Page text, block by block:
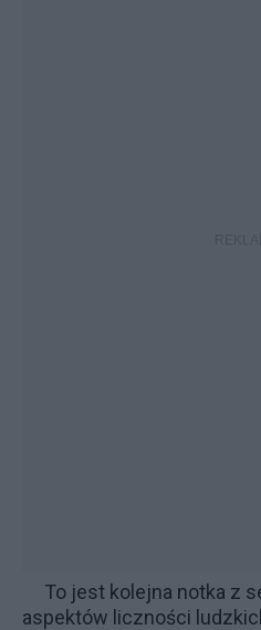
To jest kolejna notka z
aspektów liczności